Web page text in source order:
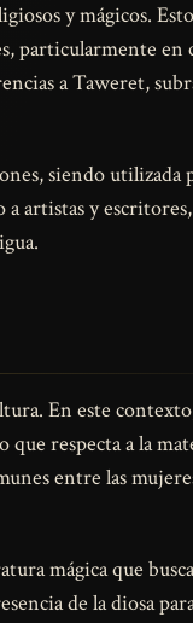
y mágicos.
particularmente en
a Taweret,
siendo utilizada
artistas y escritores,
En este
que respecta a la
entre las
mágica que
de la diosa